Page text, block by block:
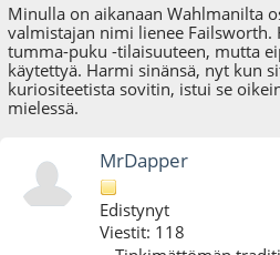
Minulla on aikanaan Wahlmanilta
valmistajan nimi lienee Failsworth.
tumma-puku -tilaisuuteen, mutta
käytettyä. Harmi sinänsä, nyt kun
kuriositeetista sovitin, istui se
mielessä.
MrDapper
Edistynyt
Viestit: 118